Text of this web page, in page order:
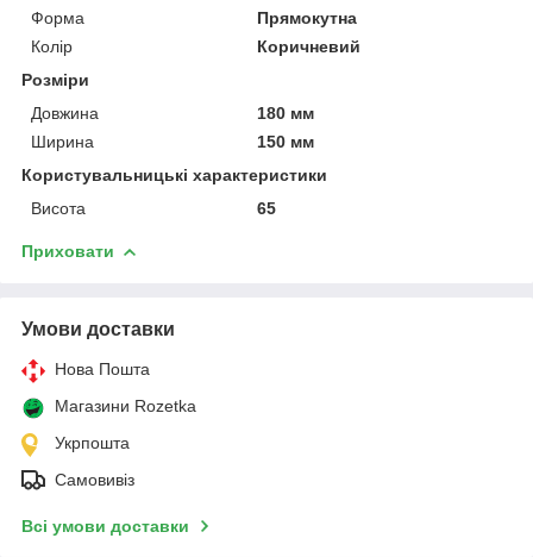
Форма
Прямокутна
Колір
Коричневий
Розміри
Довжина
180 мм
Ширина
150 мм
Користувальницькі характеристики
Висота
65
Приховати
Умови доставки
Нова Пошта
Магазини Rozetka
Укрпошта
Самовивіз
Всі умови доставки